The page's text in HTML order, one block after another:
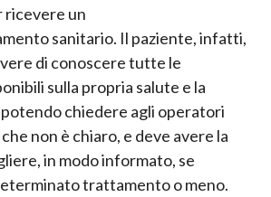
ricevere un
sanitario. Il paziente, infatti,
di conoscere tutte le
sulla propria salute e la
chiedere agli operatori
non è chiaro, e deve avere la
in modo informato, se
trattamento o meno.